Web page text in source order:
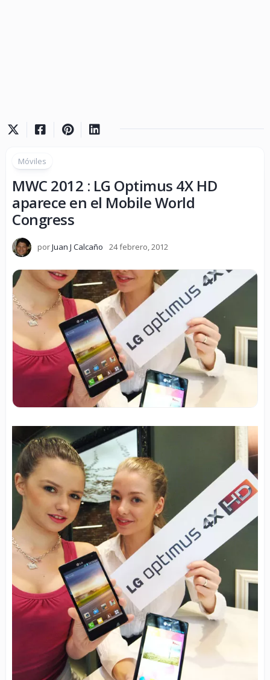
Móviles
MWC 2012 : LG Optimus 4X HD
aparece en el Mobile World
Congress
porJuan J Calcaño 24 febrero, 2012